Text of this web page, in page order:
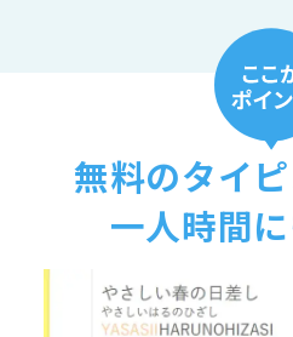
無料のタイ
一人時間